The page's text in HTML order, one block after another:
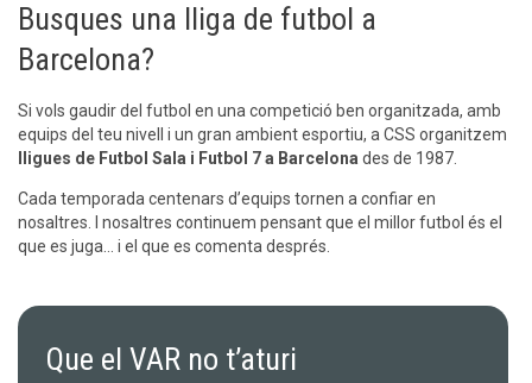
Busques una lliga de futbol a
Barcelona?
Si vols gaudir del futbol en una competició ben organitzada, amb
equips del teu nivell i un gran ambient esportiu, a CSS organitzem
lligues de Futbol Sala i Futbol 7 a Barcelona des de 1987.
Cada temporada centenars d’equips tornen a confiar en
nosaltres. I nosaltres continuem pensant que el millor futbol és el
que es juga… i el que es comenta després.
Que el VAR no t’aturi